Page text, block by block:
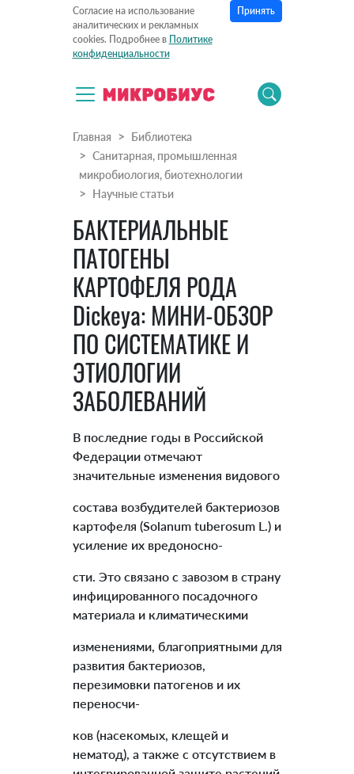
Согласие на использование
аналитических и рекламных
cookies. Подробнее в Политике
конфиденциальности
Принять
Главная
Библиотека
Санитарная, промышленная
микробиология, биотехнологии
Научные статьи
БАКТЕРИАЛЬНЫЕ
ПАТОГЕНЫ
КАРТОФЕЛЯ РОДА
Dickeya: МИНИ-ОБЗОР
ПО СИСТЕМАТИКЕ И
ЭТИОЛОГИИ
ЗАБОЛЕВАНИЙ
В последние годы в Российской
Федерации отмечают
значительные изменения видового
состава возбудителей бактериозов
картофеля (Solanum tuberosum L.) и
усиление их вредоносно-
сти. Это связано с завозом в страну
инфицированного посадочного
материала и климатическими
изменениями, благоприятными для
развития бактериозов,
перезимовки патогенов и их
переносчи-
ков (насекомых, клещей и
нематод), а также с отсутствием в